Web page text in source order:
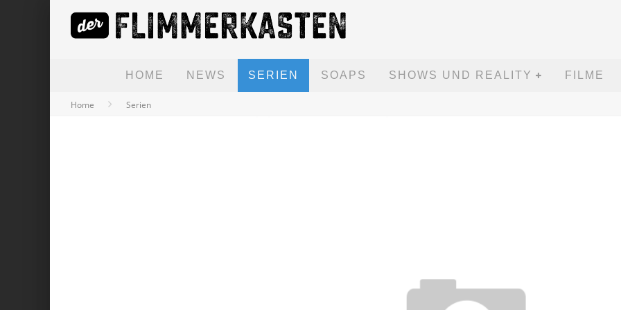
HOME NEWS SERIEN SOAPS SHOWS UND REALITY FILME
Home Serien